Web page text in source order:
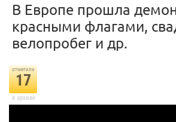
В Европе прошла
красными флагами,
велопробег и др.
отметили
17
в архиве